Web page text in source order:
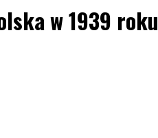
w 1939 roku